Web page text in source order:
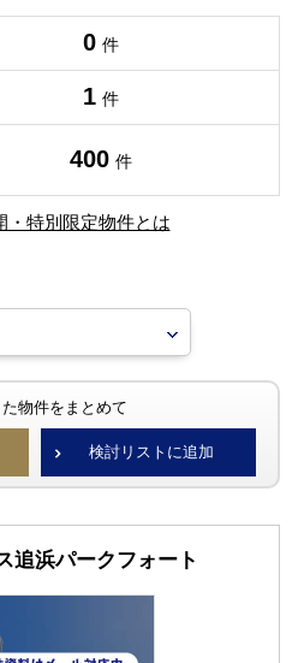
0 件
1 件
400 件
・特別限定物件とは
物件をまとめて
検討リストに追加
追浜パークフォート